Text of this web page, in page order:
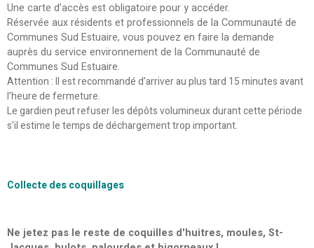
Une carte d’accès est obligatoire pour y accéder.
Réservée aux résidents et professionnels de la Communauté de
Communes Sud Estuaire, vous pouvez en faire la demande
auprès du service environnement de la Communauté de
Communes Sud Estuaire.
Attention : Il est recommandé d’arriver au plus tard 15 minutes avant
l’heure de fermeture.
Le gardien peut refuser les dépôts volumineux durant cette période
s’il estime le temps de déchargement trop important.
Collecte des coquillages
Ne jetez pas le reste de coquilles d'huitres, moules, St-